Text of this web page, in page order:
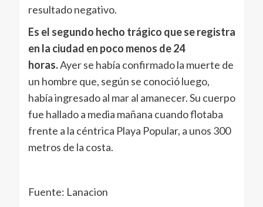
resultado negativo.
Es el segundo hecho trágico que se registra
en la ciudad en poco menos de 24
horas.Ayer se había confirmado la muerte de
un hombre que, según se conoció luego,
había ingresado al mar al amanecer. Su cuerpo
fue hallado a media mañana cuando flotaba
frente a la céntrica Playa Popular, a unos 300
metros de la costa.
Fuente: Lanacion